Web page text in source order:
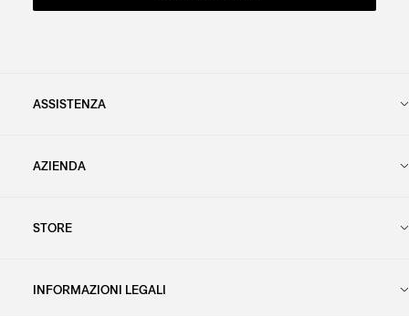
ASSISTENZA
AZIENDA
STORE
INFORMAZIONI LEGALI